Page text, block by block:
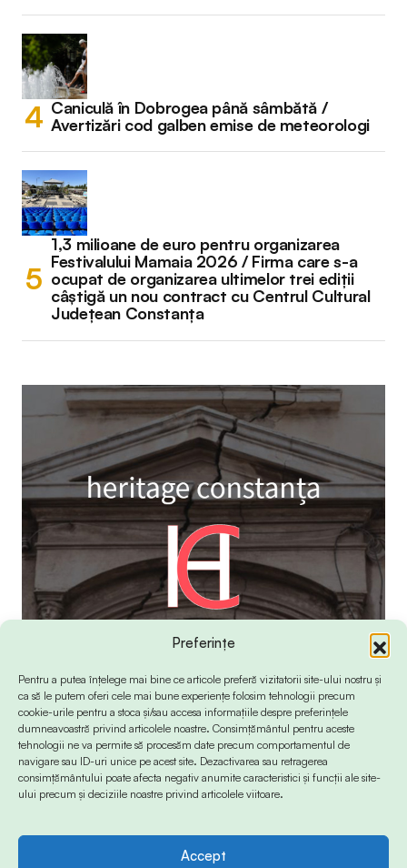
Preferințe
Pentru a putea înțelege mai bine ce articole preferă vizitatorii site-ului nostru și
ca să le putem oferi cele mai bune experiențe folosim tehnologii precum
cookie-urile pentru a stoca și/sau accesa informațiile despre preferințele
dumneavoastră privind articolele noastre. Consimțământul pentru aceste
tehnologii ne va permite să procesăm date precum comportamentul de
navigare sau ID-uri unice pe acest site. Dezactivarea sau retragerea
consimțământului poate afecta negativ anumite caracteristici și funcții ale site-
ului precum și deciziile noastre privind articolele viitoare.
Accept
Caniculă în Dobrogea până sâmbătă /
Avertizări cod galben emise de meteorologi
1,3 milioane de euro pentru organizarea
Festivalului Mamaia 2026 / Firma care s-a
ocupat de organizarea ultimelor trei ediții
câștigă un nou contract cu Centrul Cultural
Județean Constanța